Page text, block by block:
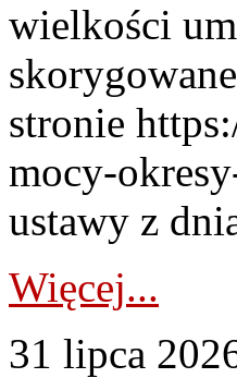
wielkości
stronie
mocy-
ustawy z
Więcej...
31 lipca